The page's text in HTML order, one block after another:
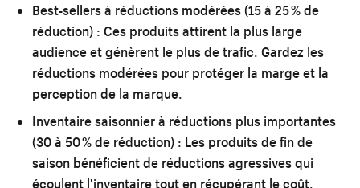
Best-sellers à réductions modérées (15 à 25 % de
réduction) : Ces produits attirent la plus large
audience et génèrent le plus de trafic. Gardez les
réductions modérées pour protéger la marge et la
perception de la marque.
Inventaire saisonnier à réductions plus importantes
(30 à 50 % de réduction) : Les produits de fin de
saison bénéficient de réductions agressives qui
écoulent l'inventaire tout en récupérant le coût.